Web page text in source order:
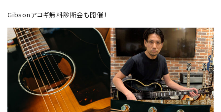
Gibsonアコギ無料診断会も開催！